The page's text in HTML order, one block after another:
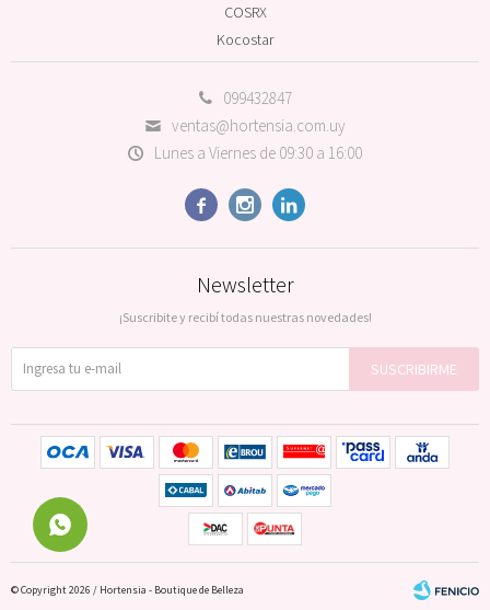
099432847
ventas@hortensia.com.uy
Lunes a Viernes de 09:30 a 16:00
  
COSRX
Kocostar
Newsletter
¡Suscribite y recibí todas nuestras novedades!
SUSCRIBIRME
© Copyright 2026 / Hortensia - Boutique de Belleza